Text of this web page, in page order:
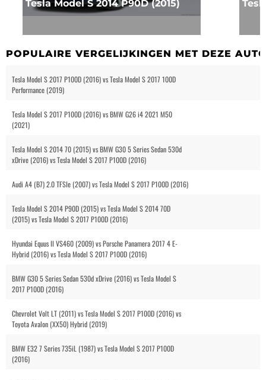
Tesla Model S 2014 P90D (2015)
POPULAIRE VERGELIJKINGEN MET DEZE
Tesla Model S 2017 P100D (2016) vs Tesla Model S 2017 100D
Performance (2019)
Tesla Model S 2017 P100D (2016) vs BMW G26 i4 2021 M50
(2021)
Tesla Model S 2014 70 (2015) vs BMW G30 5 Series Sedan 530d
xDrive (2016) vs Tesla Model S 2017 P100D (2016)
Audi A4 (B7) 2.0 TFSIe (2007) vs Tesla Model S 2017 P100D (2016)
Tesla Model S 2014 P90D (2015) vs Tesla Model S 2014 70D
(2015) vs Tesla Model S 2017 P100D (2016)
Hyundai Equus II VS460 (2009) vs Porsche Panamera 2017 4 E-
Hybrid (2016) vs Tesla Model S 2017 P100D (2016)
BMW G30 5 Series Sedan 530d xDrive (2016) vs Tesla Model S
2017 P100D (2016)
Chevrolet Volt LT (2011) vs Tesla Model S 2017 P100D (2016) vs
Toyota Avalon (XX50) Hybrid (2019)
BMW E32 7 Series 735iL (1987) vs Tesla Model S 2017 P100D
(2016)